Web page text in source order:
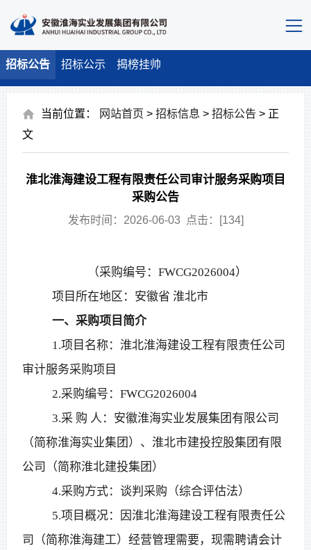
招标公告 招标公示 揭榜挂帅
当前位置： 网站首页 >招标信息 >招标公告 > 正
文
淮北淮海建设工程有限责任公司审计服务采购项目
采购公告
发布时间：2026-06-03 点击：[134]
（采购编号： FWCG2026004）
项目所在地区：安徽省 淮北市
一、采购项目简介
1.项目名称：淮北淮海建设工程有限责任公司
审计服务采购项目
2.采购编号：FWCG2026004
3.采 购 人：安徽淮海实业发展集团有限公司
（简称淮海实业集团）、淮北市建投控股集团有限
公司（简称淮北建投集团）
4.采购方式：谈判采购（综合评估法）
5.项目概况：因淮北淮海建设工程有限责任公
司（简称淮海建工）经营管理需要，现需聘请会计